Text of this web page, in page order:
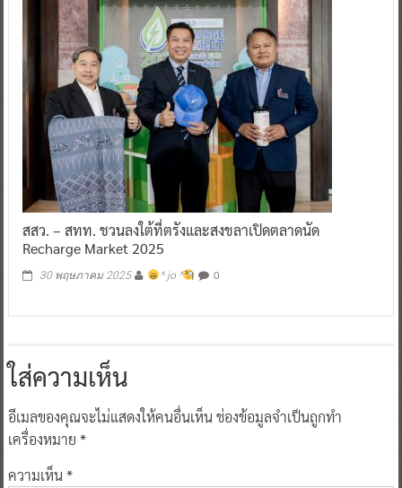
สสว. – สทท. ชวนลงใต้ที่ตรังและสงขลาเปิดตลาดนัด
Recharge Market 2025
30 พฤษภาคม 2025 ^ jo ^ 0
ใส่ความเห็น
อีเมลของคุณจะไม่แสดงให้คนอื่นเห็นช่องข้อมูลจำเป็นถูกทำ
เครื่องหมาย *
ความเห็น*